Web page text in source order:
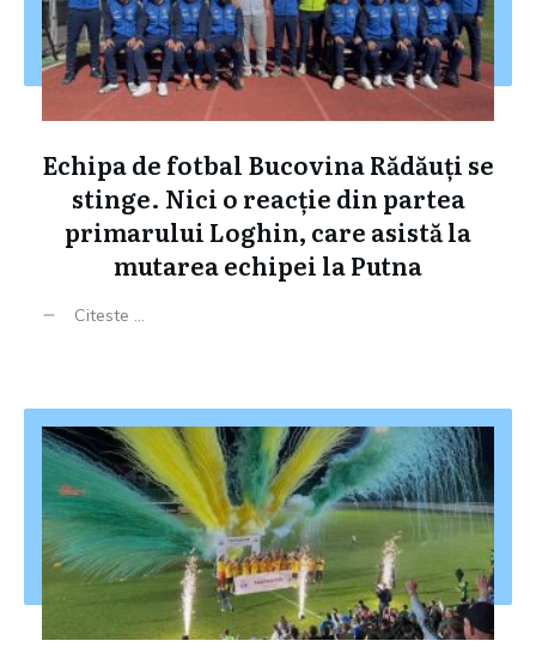
Echipa de fotbal Bucovina Rădăuți se
stinge. Nici o reacție din partea
primarului Loghin, care asistă la
mutarea echipei la Putna
Citeste ...